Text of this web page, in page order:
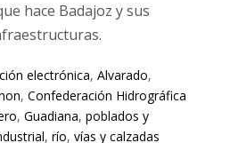
hace Badajoz y sus
electrónica, Alvarado,
, Confederación Hidrográfica
, Guadiana, poblados y
, río, vías y calzadas